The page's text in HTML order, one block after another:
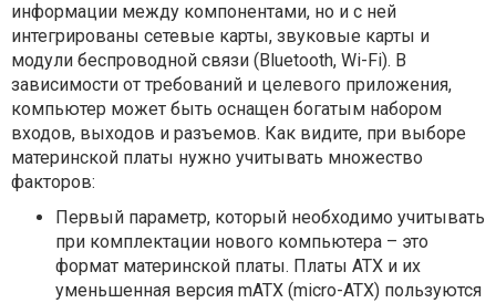
информации между компонентами, но и с ней
интегрированы сетевые карты, звуковые карты и
модули беспроводной связи (Bluetooth, Wi-Fi). В
зависимости от требований и целевого приложения,
компьютер может быть оснащен ​​богатым набором
входов, выходов и разъемов. Как видите, при выборе
материнской платы нужно учитывать множество
факторов:
Первый параметр, который необходимо учитывать
при комплектации нового компьютера – это
формат материнской платы. Платы ATX и их
уменьшенная версия mATX (micro-ATX) пользуются